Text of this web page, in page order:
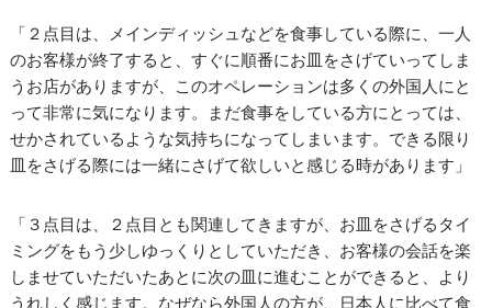
「２点目は、メインディッシュなどを食事している際に、一人
のお客様が終了すると、すぐに順番にお皿をさげていってしま
うお店がありますが、このオペレーションは多くの外国人にと
って非常に気になります。まだ食事をしている方にとっては、
せかされているような気持ちになってしまいます。できる限り
皿をさげる際には一緒にさげて欲しいと感じる時があります」
「３点目は、２点目とも関連してきますが、お皿をさげるタイ
ミングをもう少しゆっくりとしていただき、お客様の会話を楽
しませていただいたあとに次の皿に進むことができると、より
うれしく感じます。なぜなら外国人の方が、日本人に比べて食